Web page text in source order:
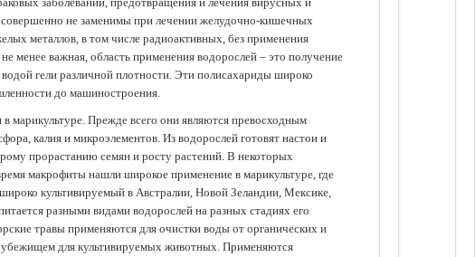
не заменимы при лечении желудочно-кишечных
металлов, в том числе радиоактивных, без применения
менее важная, область применения водорослей – это получение
гели различной плотности. Эти полисахариды широко
до машиностроения.
марикультуре. Прежде всего они являются превосходным
калия и микроэлементов. Из водорослей готовят настои и
прорастанию семян и росту растений. В некоторых
макрофиты нашли широкое применение в марикультуре, где
культивируемый в Австралии, Новой Зеландии, Мексике,
разными видами водорослей на разных стадиях его
травы применяются для очистки воды от органических и
убежищем для культивируемых животных. Применяются